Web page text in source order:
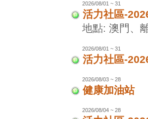
2026/08/01 ~ 31
活力社區-
地點: 澳門、
2026/08/01 ~ 31
活力社區-
2026/08/03 ~ 28
健康加油站
2026/08/04 ~ 28